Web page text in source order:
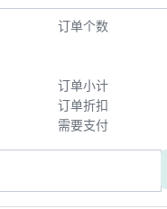
订单个数
订单小计
订单折扣
需要支付